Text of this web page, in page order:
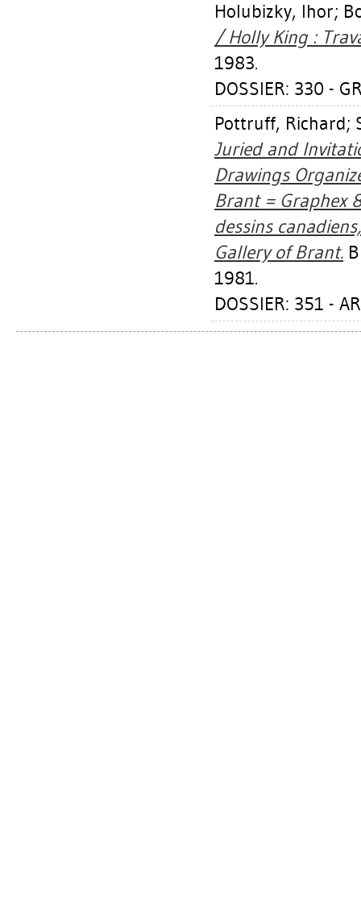
Holubizky, Ihor;
/ Holly King :
1983.
DOSSIER: 330 -
Pottruff, Richard;
Juried and
Drawings
Brant = Graphex
dessins
Gallery of Brant.
1981.
DOSSIER: 351 -